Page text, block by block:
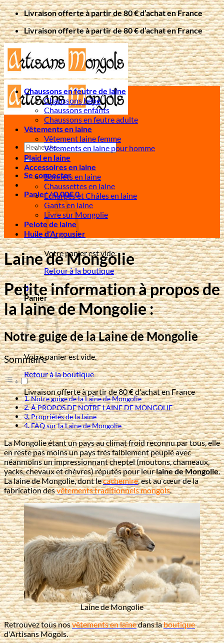
Passer
au
contenu
Livraison offerte à partir de 80 € d’achat en France
Livraison offerte à partir de 80 € d’achat en France
Recherche
pour :
Se connecter
Panier /0,00€0
Votre panier est vide.
Retour à la boutique
0
Panier
Votre panier est vide.
Retour à la boutique
Livraison offerte à partir de 80 € d'achat en France
Chaussons en feutre de laine
Chaussons bébé
Chaussons enfants
Chaussons en feutre adulte
Vêtements en laine
Vêtement laine femme
Vêtements en laine pour homme
Plaid en laine
Accessoires en laine
Bonnets en laine
Chaussettes en laine
Écharpes et Châles en laine
Gants en laine
Livre sur Mongolie
Pelote de laine
Huile d’Argousier
Laine de Mongolie
Petite information à propos de
la laine de Mongolie :
Notre guige de la Laine de Mongolie
Sommaire
Notre guige de la Laine de Mongolie
À PROPOS DE NOTRE LAINE DE MONGOLIE
Propriétés de la laine
FAQ sur la Laine de Mongolie
La Mongolie étant un pays au climat froid reconnu par tous, elle
en reste pas moins un pays très faiblement peuplé avec
néanmoins un impressionnant cheptel (moutons, chameaux,
yacks, chevaux et chèvres) réputés pour leurlaine de Mongolie.
La laine de Mongolie, dont lecachemire, est au cœur de la
fabrication desvêtements traditionnels mongols.
Laine de Mongolie
Retrouvez tous nosvêtements en lainedans laboutique
d'Artisans Mogols.